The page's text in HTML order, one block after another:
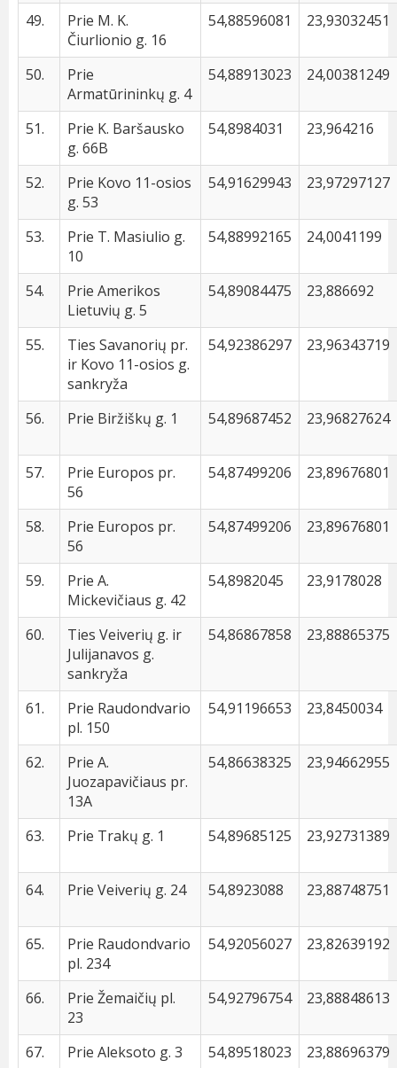
49.
Prie M. K.
Čiurlionio g. 16
54,88596081 23,93032451
50.
Prie
Armatūrininkų g. 4
54,88913023 24,00381249
51.
Prie K. Baršausko
g. 66B
54,8984031 23,964216
52.
Prie Kovo 11-osios
g. 53
54,91629943 23,97297127
53.
Prie T. Masiulio g.
10
54,88992165 24,0041199
54.
Prie Amerikos
Lietuvių g. 5
54,89084475 23,886692
55.
Ties Savanorių pr.
ir Kovo 11-osios g.
sankryža
54,92386297 23,96343719
56. Prie Biržiškų g. 1 54,89687452 23,96827624
57.
Prie Europos pr.
56
54,87499206 23,89676801
58.
Prie Europos pr.
56
54,87499206 23,89676801
59.
Prie A.
Mickevičiaus g. 42
54,8982045 23,9178028
60.
Ties Veiverių g. ir
Julijanavos g.
sankryža
54,86867858 23,88865375
61.
Prie Raudondvario
pl. 150
54,91196653 23,8450034
62.
Prie A.
Juozapavičiaus pr.
13A
54,86638325 23,94662955
63. Prie Trakų g. 1 54,89685125 23,92731389
64. Prie Veiverių g. 24 54,8923088 23,88748751
65.
Prie Raudondvario
pl. 234
54,92056027 23,82639192
66.
Prie Žemaičių pl.
23
54,92796754 23,88848613
67. Prie Aleksoto g. 3 54,89518023 23,88696379